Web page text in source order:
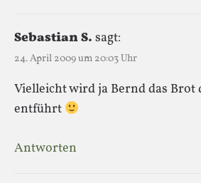
Sebastian S. sagt:
24. April 2009 um 20:03 Uhr
Vielleicht wird ja Bernd das Brot
entführt
Antworten